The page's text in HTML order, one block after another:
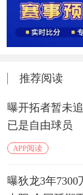
推荐阅读
曝开拓者暂未
已是自由球员
APP阅读
曝狄龙3年